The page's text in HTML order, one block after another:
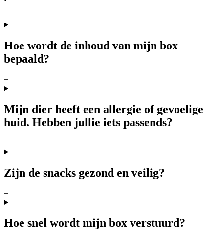
+
Hoe wordt de inhoud van mijn box
bepaald?
+
Mijn dier heeft een allergie of gevoelige
huid. Hebben jullie iets passends?
+
Zijn de snacks gezond en veilig?
+
Hoe snel wordt mijn box verstuurd?